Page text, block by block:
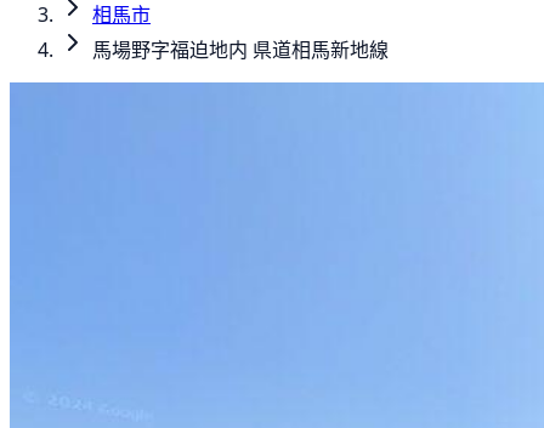
相馬市
馬場野字福迫地内 県道相馬新地線